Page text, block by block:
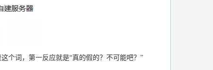
个词，第一反应就是“真的假的？不可能吧？”